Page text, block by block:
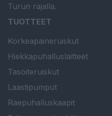
Turun rajalla.
TUOTTEET
Korkeapaineruiskut
Hiekkapuhalluslaitteet
Tasoiteruiskut
Laastipumput
Raepuhalluskaapit